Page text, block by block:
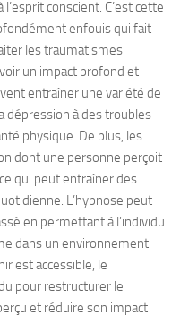
conscient. C’est cette
enfouis qui fait
les traumatismes
un impact profond et
entraîner une variété de
dépression à des troubles
physique. De plus, les
dont une personne perçoit
qui peut entraîner des
L’hypnose peut
en permettant à l’individu
dans un environnement
est accessible, le
pour restructurer le
et réduire son impact